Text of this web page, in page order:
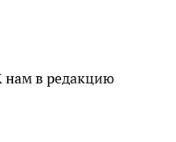
нам в редакцию